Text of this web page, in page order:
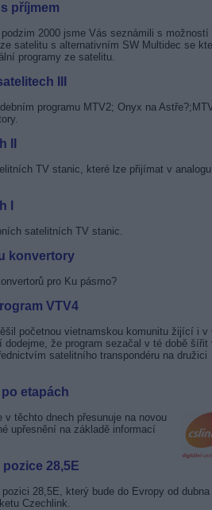
příjmem
2000 jsme Vás seznámili s možností
satelitu s alternativním SW Multidec se
programy ze satelitu.
III
programu MTV2; Onyx na
II
TV stanic, které lze přijímat v
I
satelitních TV stanic.
konvertory
pro Ku pásmo?
VTV4
početnou vietnamskou komunitu žijící i v
dodejme, že program sezačal v té době šířit
satelitního transpondéru na družici
etapách
těchto dnech přesunuje na novou
upřesnění na základě informací
28,5E
28,5E, který bude do Evropy od dubna
Czechlink.